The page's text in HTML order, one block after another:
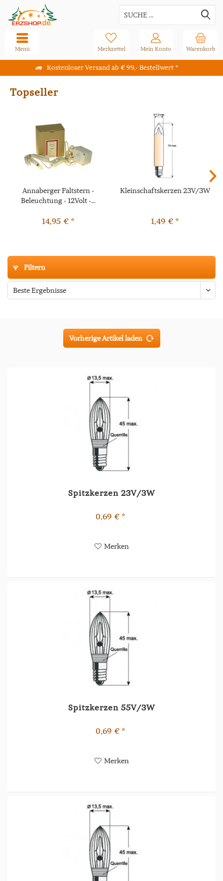
Kostenloser Versand ab € 99,- Bestellwert *
Warenkorb
Merkzettel Mein Konto
Menü
Topseller
Annaberger Faltstern -
Beleuchtung - 12Volt -...
14,95 € *
Kleinschaftskerzen 23V/3W
1,49 € *
Filtern
Vorherige Artikel laden
Spitzkerzen 23V/3W
0,69 € *
Merken
Spitzkerzen 55V/3W
0,69 € *
Merken